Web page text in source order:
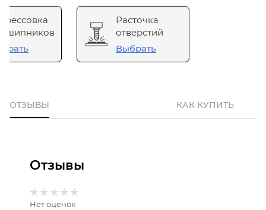
Расточка
отверстий
Выбрать
ОТЗЫВЫ КАК КУПИТЬ
Отзывы
Нет оценок